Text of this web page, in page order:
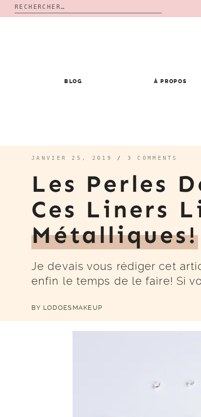
Rechercher :
BLOG À PROPOS
JANVIER 25, 2019 / 3 COMMENTS
Les Perles
Ces Liners
Métalliques!
Je devais vous rédiger cet
enfin le temps de le faire! Si
BY LODOESMAKEUP